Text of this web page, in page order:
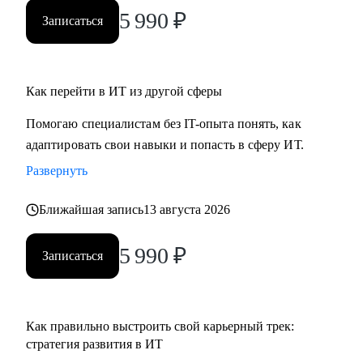
ты новичок и только определяешься с выбором, я проведу
для тебя обзор на самые востребованные профессии в
Записаться 5 990 ₽
Как перейти в ИТ из другой сферы
Помогаю специалистам без IT-опыта понять, как
адаптировать свои навыки и попасть в сферу ИТ.
Развернуть
Ближайшая запись13 августа 2026
Записаться 5 990 ₽
Как правильно выстроить свой карьерный трек:
стратегия развития в ИТ